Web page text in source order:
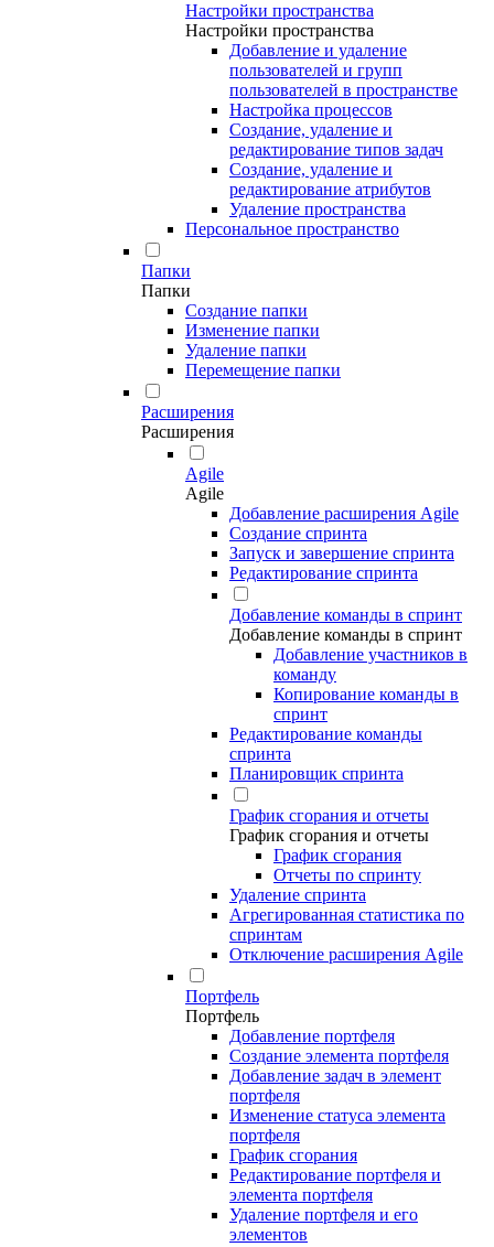
Настройки пространства
Настройки пространства
Добавление и удаление
пользователей и групп
пользователей в пространстве
Настройка процессов
Создание, удаление и
редактирование типов задач
Создание, удаление и
редактирование атрибутов
Удаление пространства
Персональное пространство
Папки
Папки
Создание папки
Изменение папки
Удаление папки
Перемещение папки
Расширения
Расширения
Agile
Agile
Добавление расширения Agile
Создание спринта
Запуск и завершение спринта
Редактирование спринта
Добавление команды в спринт
Добавление команды в спринт
Добавление участников в
команду
Копирование команды в
спринт
Редактирование команды
спринта
Планировщик спринта
График сгорания и отчеты
График сгорания и отчеты
График сгорания
Отчеты по спринту
Удаление спринта
Агрегированная статистика по
спринтам
Отключение расширения Agile
Портфель
Портфель
Добавление портфеля
Создание элемента портфеля
Добавление задач в элемент
портфеля
Изменение статуса элемента
портфеля
График сгорания
Редактирование портфеля и
элемента портфеля
Удаление портфеля и его
элементов